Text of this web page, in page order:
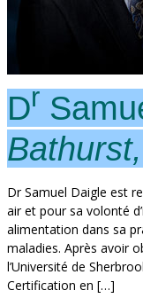
Dr
Dr Samuel Daigle est
air et pour sa volonté
alimentation dans sa
maladies. Après avoir
l’Université de
Certification en […]